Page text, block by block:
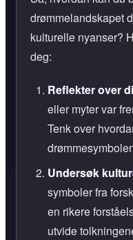
drømmelandskapet
kulturelle nyanser?
deg:
Reflekter over
eller myter var
Tenk over
Undersøk
symboler fra
en rikere
utvide